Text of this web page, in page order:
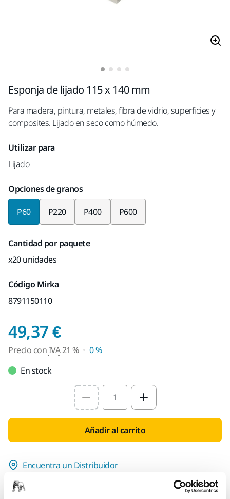
Esponja de lijado 115 x 140 mm
Para madera, pintura, metales, fibra de vidrio, superficies y
composites. Lijado en seco como húmedo.
Utilizar para
Lijado
Opciones de granos
P60 P220 P400 P600
Cantidad por paquete
x20 unidades
Código Mirka
8791150110
49,37 €Precio con IVA 21 %
Precio conIVA21 %
0 %
En stock
Select quantity value
Añadir al carrito
Encuentra un Distribuidor
LAS VENTAJAS DE MIRKA.ES